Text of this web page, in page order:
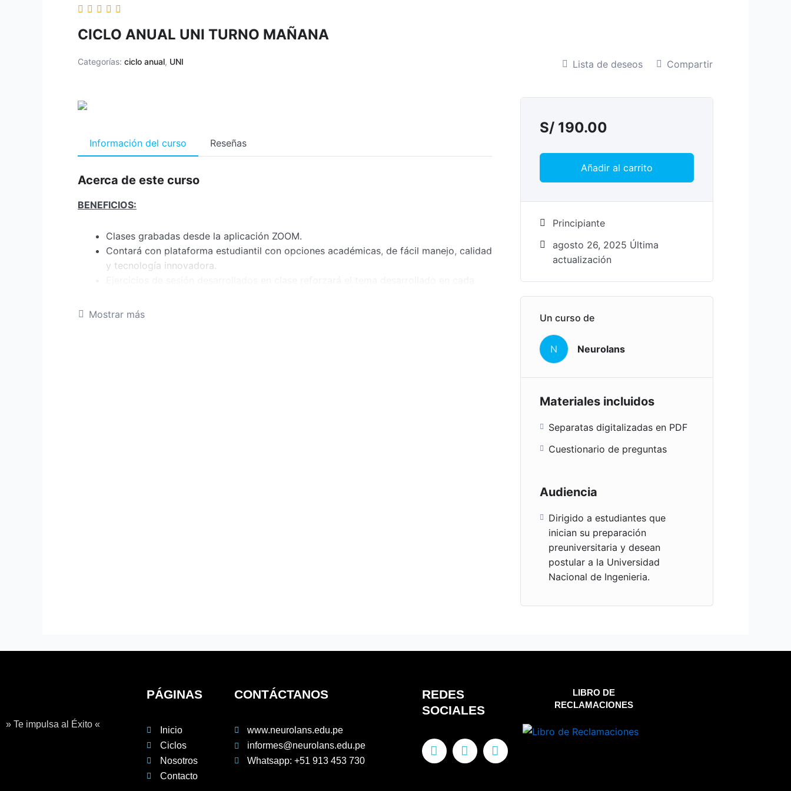
CICLO ANUAL UNI TURNO MAÑANA
Categorías: ciclo anual, UNI Lista de deseos Compartir
Información del curso Reseñas
Acerca de este curso
BENEFICIOS:
Clases grabadas desde la aplicación ZOOM.
Contará con plataforma estudiantil con opciones académicas, de fácil manejo, calidad
y tecnología innovadora.
Prueba en línea que demostrara su aprendizaje en clase y su solución.
Mostrar más
S/ 190.00
Añadir al carrito
Principiante
agosto 26, 2025 Última
actualización
Un curso de
N Neurolans
Materiales incluidos
Separatas digitalizadas en PDF
Cuestionario de preguntas
Audiencia
Dirigido a estudiantes que
inician su preparación
preuniversitaria y desean
postular a la Universidad
Nacional de Ingenieria.
» Te impulsa al Éxito «
PÁGINAS
Inicio
Ciclos
Nosotros
Contacto
CONTÁCTANOS
www.neurolans.edu.pe
informes@neurolans.edu.pe
Whatsapp: +51 913 453 730
REDES
SOCIALES
F
a
I
n
Y
o
LIBRO DE
RECLAMACIONES